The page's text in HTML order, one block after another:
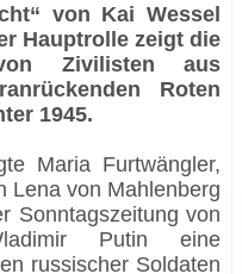
von Kai Wessel
Hauptrolle zeigt die
Zivilisten aus
Roten
1945.
Maria Furtwängler,
Lena von Mahlenberg
Sonntagszeitung von
Putin eine
russischer Soldaten